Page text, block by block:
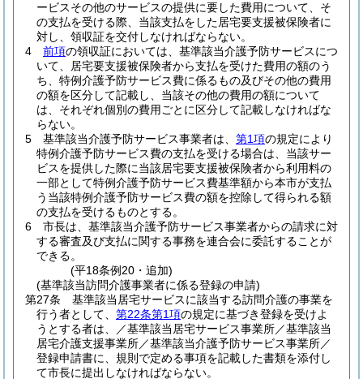
ービスその他のサービスの提供に要した費用について、そ
の支払を受ける際、当該支払をした居宅要支援被保険者に
対し、領収証を交付しなければならない。
4
前項の領収証においては、基準該当介護予防サービスにつ
いて、居宅要支援被保険者から支払を受けた費用の額のう
ち、特例介護予防サービス費に係るもの及びその他の費用
の額を区分して記載し、当該その他の費用の額について
は、それぞれ個別の費用ごとに区分して記載しなければな
らない。
5
基準該当介護予防サービス事業者は、 第1項の規定により
特例介護予防サービス費の支払を受ける場合は、当該サー
ビスを提供した際に当該居宅要支援被保険者から利用料の
一部として特例介護予防サービス費基準額から本市が支払
う当該特例介護予防サービス費の額を控除して得られる額
の支払を受けるものとする。
6
市長は、基準該当介護予防サービス事業者からの請求に対
する審査及び支払に関する事務を連合会に委託することが
できる。
(平18条例20・追加)
(基準該当訪問介護事業者に係る登録の申請)
第27条
基準該当居宅サービスに該当する訪問介護の事業を
行う者として、 第22条第1項の規定に基づき登録を受けよ
うとする者は、／基準該当居宅サービス事業所／基準該当
居宅介護支援事業所／基準該当介護予防サービス事業所／
登録申請書に、規則で定める事項を記載した書類を添付し
て市長に提出しなければならない。